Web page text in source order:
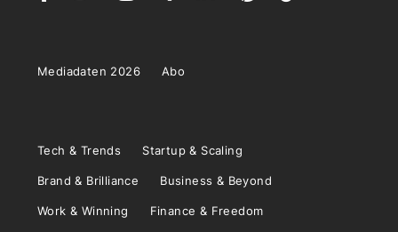
Mediadaten 2026 Abo
Tech & Trends Startup & Scaling
Brand & Brilliance Business & Beyond
Work & Winning Finance & Freedom